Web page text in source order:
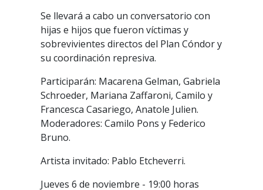
Se llevará a cabo un conversatorio con
hijas e hijos que fueron víctimas y
sobrevivientes directos del Plan Cóndor y
su coordinación represiva.
Participarán: Macarena Gelman, Gabriela
Schroeder, Mariana Zaffaroni, Camilo y
Francesca Casariego, Anatole Julien.
Moderadores: Camilo Pons y Federico
Bruno.
Artista invitado: Pablo Etcheverri.
Jueves 6 de noviembre - 19:00 horas